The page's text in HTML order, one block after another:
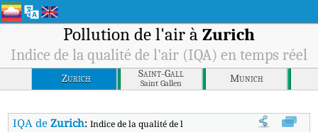
Pollution de l'air à Zurich
Indice de la qualité de l'air (IQA) en temps réel
Zurich Saint-Gall
Saint Gallen Munich
IQA deZurich:Indice de la qualité de l'air (IQA) à Zurich en temps réel.